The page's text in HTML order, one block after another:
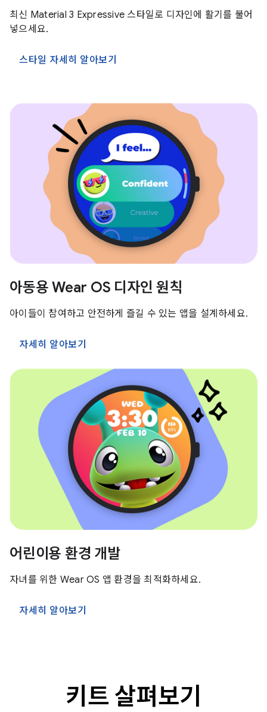
최신 Material 3 Expressive 스타일로 디자인에 활기를 불어
넣으세요.
스타일 자세히 알아보기
아동용 Wear OS 디자인 원칙
아이들이 참여하고 안전하게 즐길 수 있는 앱을 설계하세요.
자세히 알아보기
어린이용 환경 개발
자녀를 위한 Wear OS 앱 환경을 최적화하세요.
자세히 알아보기
키트 살펴보기